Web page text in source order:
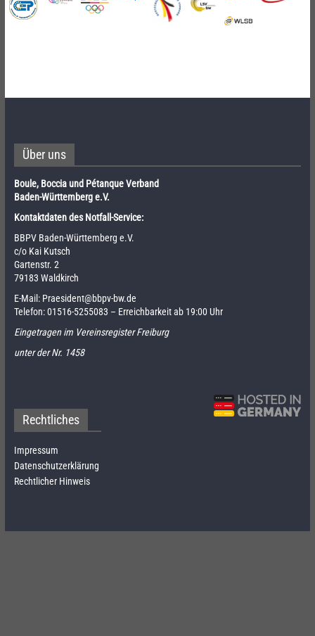
Über uns
Boule, Boccia und Pétanque Verband
Baden-Württemberg e.V.
Kontaktdaten des Notfall-Service:
BBPV Baden-Württemberg e.V.
c/o Kai Kutsch
Gartenstr. 2
79183 Waldkirch
E-Mail: Praesident@bbpv-bw.de
Telefon:01516-5255083 – Erreichbarkeit ab 19:00 Uhr
Eingetragen im Vereinsregister Freiburg
unter der Nr. 1458
Rechtliches
Impressum
Datenschutzerklärung
Rechtlicher Hinweis